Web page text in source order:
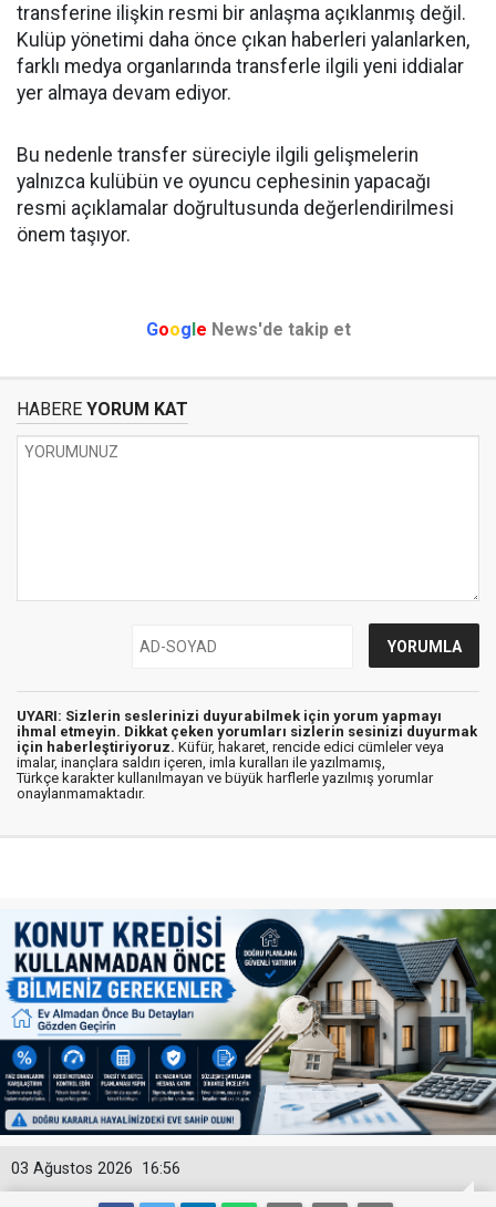
transferine ilişkin resmi bir anlaşma açıklanmış değil.
Kulüp yönetimi daha önce çıkan haberleri yalanlarken,
farklı medya organlarında transferle ilgili yeni iddialar
yer almaya devam ediyor.
Bu nedenle transfer süreciyle ilgili gelişmelerin
yalnızca kulübün ve oyuncu cephesinin yapacağı
resmi açıklamalar doğrultusunda değerlendirilmesi
önem taşıyor.
Google News'de takip et
HABERE YORUM KAT
UYARI: Sizlerin seslerinizi duyurabilmek için yorum yapmayı
ihmal etmeyin. Dikkat çeken yorumları sizlerin sesinizi duyurmak
için haberleştiriyoruz. Küfür, hakaret, rencide edici cümleler veya
imalar, inançlara saldırı içeren, imla kuralları ile yazılmamış,
Türkçe karakter kullanılmayan ve büyük harflerle yazılmış yorumlar
onaylanmamaktadır.
16:56
03 Ağustos 2026